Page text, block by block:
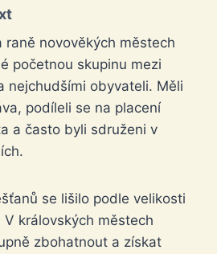
raně novověkých městech
početnou skupinu mezi
nejchudšími obyvateli. Měli
podíleli se na placení
a často byli sdruženi v
se lišilo podle velikosti
královských městech
zbohatnout a získat